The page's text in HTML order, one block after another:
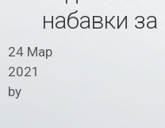
набавки
24 Мар
2021
by